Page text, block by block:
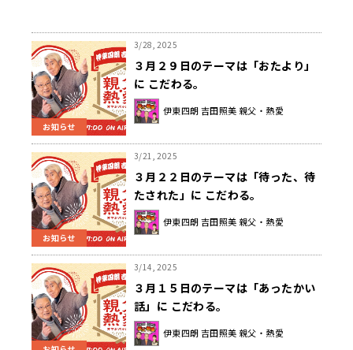
お知らせ
3/28, 2025
３月２９日のテーマは「おたより」
に こだわる。
伊東四朗 吉田照美 親父・熱愛
お知らせ
3/21, 2025
３月２２日のテーマは「待った、待
たされた」に こだわる。
伊東四朗 吉田照美 親父・熱愛
3/14, 2025
３月１５日のテーマは「あったかい
話」に こだわる。
伊東四朗 吉田照美 親父・熱愛